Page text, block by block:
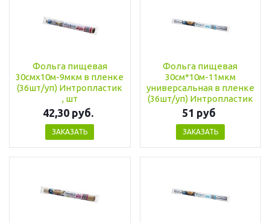
Фольга пищевая
30смх10м-9мкм в пленке
(36шт/уп) Интропластик
, шт
42,30 руб.
ЗАКАЗАТЬ
Фольга пищевая
30см*10м-11мкм
универсальная в пленке
(36шт/уп) Интропластик
51 руб
ЗАКАЗАТЬ